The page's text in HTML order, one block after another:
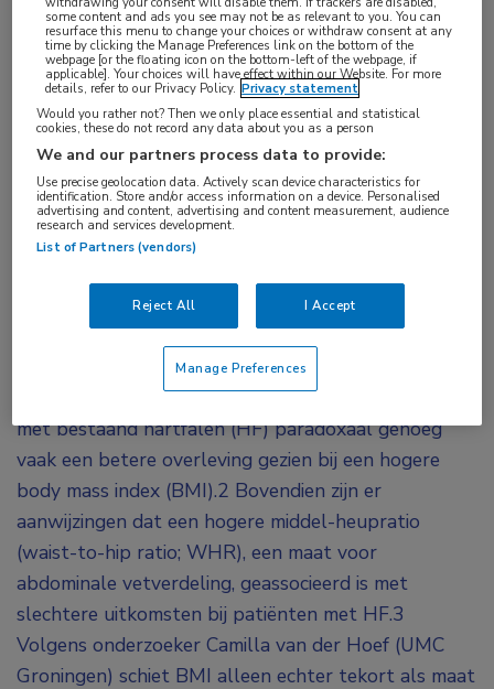
Patiënten met hartfalen die een relatief lage
body mass index combineren met een hoge
middel-heupratio hebben een aanzienlijk
slechtere prognose dan patiënten met meer
algemeen verdeelde adipositas. Dit zogenoemde
‘lemon-on-sticks’-fenotype gaat gepaard met
meer congestie, ongunstige biomarkerprofielen
en een ruim verdubbeld risico op sterfte.
Hoewel obesitas een bekende risicofactor is voor
cardiovasculaire aandoeningen, wordt bij patiënten
met bestaand hartfalen (HF) paradoxaal genoeg
vaak een betere overleving gezien bij een hogere
body mass index (BMI).2 Bovendien zijn er
aanwijzingen dat een hogere middel-heupratio
(waist-to-hip ratio; WHR), een maat voor
abdominale vetverdeling, geassocieerd is met
slechtere uitkomsten bij patiënten met HF.3
Volgens onderzoeker Camilla van der Hoef (UMC
Groningen) schiet BMI alleen echter tekort als maat
Tags:
BMI
some content and ads you see may not be as relevant to you. You can
resurface this menu to change your choices or withdraw consent at any
time by clicking the Manage Preferences link on the bottom of the
webpage [or the floating icon on the bottom-left of the webpage, if
applicable]. Your choices will have effect within our Website. For more
details, refer to our Privacy Policy. Privacy statement
Would you rather not? Then we only place essential and statistical
cookies, these do not record any data about you as a person
We and our partners process data to provide:
Use precise geolocation data. Actively scan device characteristics for
identification. Store and/or access information on a device. Personalised
advertising and content, advertising and content measurement, audience
research and services development.
List of Partners (vendors)
Reject All I Accept
Manage Preferences